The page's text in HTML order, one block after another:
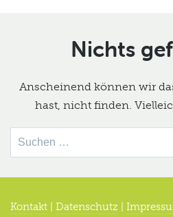
Nichts
Anscheinend können wir
hast, nicht finden.
Suche
nach:
Kontakt Datenschutz